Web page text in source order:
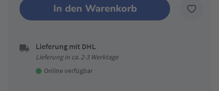
In den Warenkorb
Lieferung mit DHL
Lieferung in ca. 2-3 Werktage
Online verfügbar